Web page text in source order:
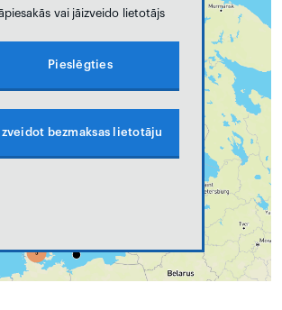
vai jāizveido lietotājs
Pieslēgties
Izveidot bezmaksas lietotāju